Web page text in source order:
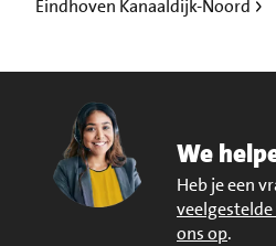
Eindhoven Kanaaldijk-Noord
We
Heb je een
ons op.